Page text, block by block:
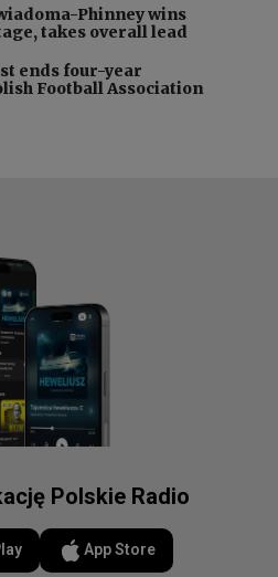
Phinney wins
takes overall lead
ends four-year
Football Association
Polskie Radio
App Store